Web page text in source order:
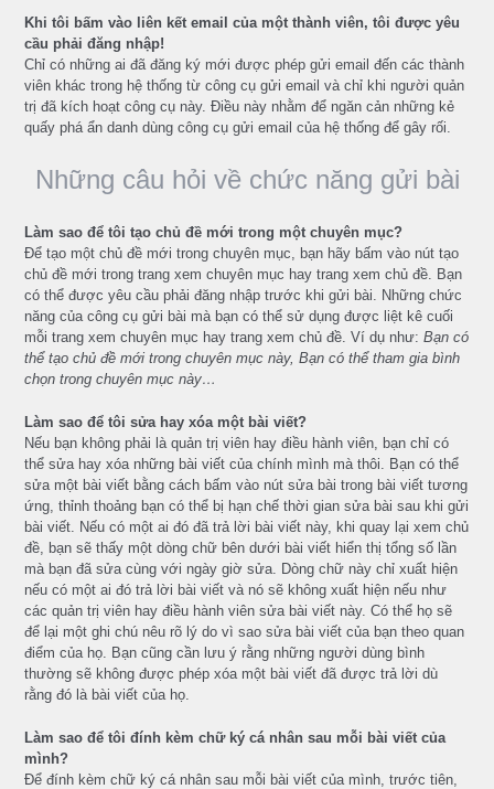
Khi tôi bấm vào liên kết email của một thành viên, tôi được yêu
cầu phải đăng nhập!
Chỉ có những ai đã đăng ký mới được phép gửi email đến các thành
viên khác trong hệ thống từ công cụ gửi email và chỉ khi người quản
trị đã kích hoạt công cụ này. Điều này nhằm để ngăn cản những kẻ
quấy phá ẩn danh dùng công cụ gửi email của hệ thống để gây rối.
Những câu hỏi về chức năng gửi bài
Làm sao để tôi tạo chủ đề mới trong một chuyên mục?
Để tạo một chủ đề mới trong chuyên mục, bạn hãy bấm vào nút tạo
chủ đề mới trong trang xem chuyên mục hay trang xem chủ đề. Bạn
có thể được yêu cầu phải đăng nhập trước khi gửi bài. Những chức
năng của công cụ gửi bài mà bạn có thể sử dụng được liệt kê cuối
mỗi trang xem chuyên mục hay trang xem chủ đề. Ví dụ như:Bạn có
thể tạo chủ đề mới trong chuyên mục này, Bạn có thể tham gia bình
chọn trong chuyên mục này…
Làm sao để tôi sửa hay xóa một bài viết?
Nếu bạn không phải là quản trị viên hay điều hành viên, bạn chỉ có
thể sửa hay xóa những bài viết của chính mình mà thôi. Bạn có thể
sửa một bài viết bằng cách bấm vào nút sửa bài trong bài viết tương
ứng, thỉnh thoảng bạn có thể bị hạn chế thời gian sửa bài sau khi gửi
bài viết. Nếu có một ai đó đã trả lời bài viết này, khi quay lại xem chủ
đề, bạn sẽ thấy một dòng chữ bên dưới bài viết hiển thị tổng số lần
mà bạn đã sửa cùng với ngày giờ sửa. Dòng chữ này chỉ xuất hiện
nếu có một ai đó trả lời bài viết và nó sẽ không xuất hiện nếu như
các quản trị viên hay điều hành viên sửa bài viết này. Có thể họ sẽ
để lại một ghi chú nêu rõ lý do vì sao sửa bài viết của bạn theo quan
điểm của họ. Bạn cũng cần lưu ý rằng những người dùng bình
thường sẽ không được phép xóa một bài viết đã được trả lời dù
rằng đó là bài viết của họ.
Làm sao để tôi đính kèm chữ ký cá nhân sau mỗi bài viết của
mình?
Để đính kèm chữ ký cá nhân sau mỗi bài viết của mình, trước tiên,